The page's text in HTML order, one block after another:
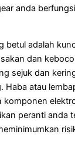
anda
betul adalah
dan
sejuk dan
Haba atau
komponen
peranti anda